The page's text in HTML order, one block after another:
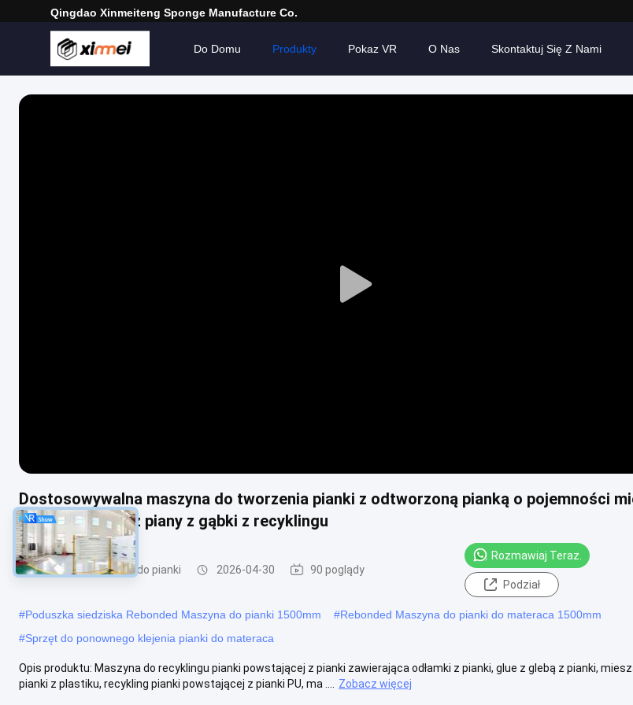
Qingdao Xinmeiteng Sponge Manufacture Co.
Do Domu Produkty Pokaz VR O Nas Skontaktuj Się Z Nami
Play
Dostosowywalna maszyna do tworzenia pianki z odtworzoną pianką o pojemności
15m3 Produkty z piany z gąbki z recyklingu
Rebonded Maszyna do pianki 2026-04-30 90 poglądy
Rozmawiaj Teraz.
Podział
#Poduszka siedziska Rebonded Maszyna do pianki 1500mm #Rebonded Maszyna do pianki do materaca 1500mm
#Sprzęt do ponownego klejenia pianki do materaca
Opis produktu: Maszyna do recyklingu pianki powstającej z pianki zawierająca odłamki z pianki, glue z glebą z pianki,
pianki z plastiku, recykling pianki powstającej z pianki PU, ma ....
Zobacz więcej